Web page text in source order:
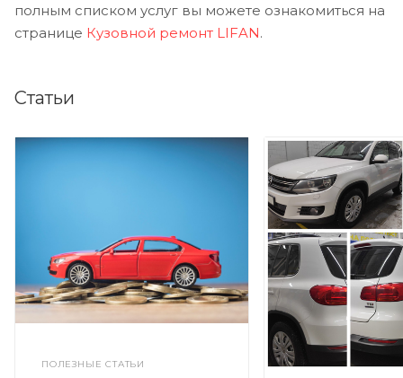
полным списком услуг вы можете ознакомиться на
странице Кузовной ремонт LIFAN.
Статьи
ПОЛЕЗНЫЕ СТАТЬИ